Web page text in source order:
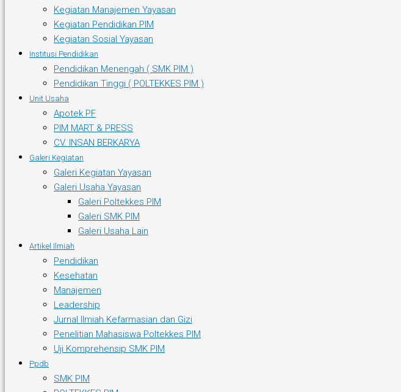
Kegiatan Manajemen Yayasan
Kegiatan Pendidikan PIM
Kegiatan Sosial Yayasan
Institusi Pendidikan
Pendidikan Menengah ( SMK PIM )
Pendidikan Tinggi ( POLTEKKES PIM )
Unit Usaha
Apotek PF
PIM MART & PRESS
CV. INSAN BERKARYA
Galeri Kegiatan
Galeri Kegiatan Yayasan
Galeri Usaha Yayasan
Galeri Poltekkes PIM
Galeri SMK PIM
Galeri Usaha Lain
Artikel Ilmiah
Pendidikan
Kesehatan
Manajemen
Leadership
Jurnal Ilmiah Kefarmasian dan Gizi
Penelitian Mahasiswa Poltekkes PIM
Uji Komprehensip SMK PIM
Ppdb
SMK PIM